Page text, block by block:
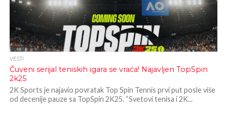
VESTI
Čuveni serijal teniskih igara se vraća! Najavljen TopSpin
2k25
2K Sports je najavio povratak Top Spin Tennis prvi put posle više
od decenije pauze sa TopSpin 2K25. “Svetovi tenisa i 2K...